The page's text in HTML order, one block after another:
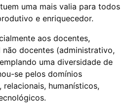
uma mais valia para todos
e enriquecedor.
aos docentes,
não docentes (administrativo,
uma diversidade de
se pelos domínios
humanísticos,